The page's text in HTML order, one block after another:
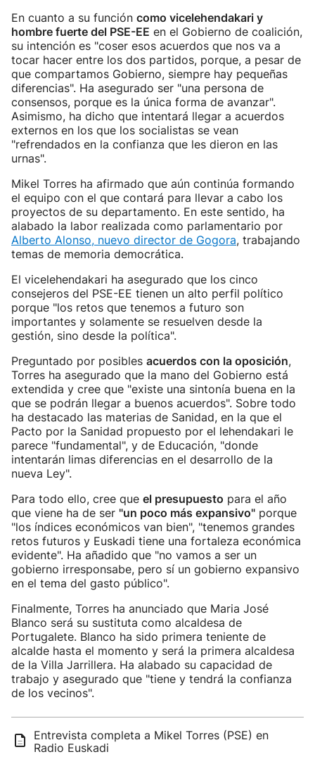
En cuanto a su función como vicelehendakari y
hombre fuerte del PSE-EE en el Gobierno de coalición,
su intención es "coser esos acuerdos que nos va a
tocar hacer entre los dos partidos, porque, a pesar de
que compartamos Gobierno, siempre hay pequeñas
diferencias". Ha asegurado ser "una persona de
consensos, porque es la única forma de avanzar".
Asimismo, ha dicho que intentará llegar a acuerdos
externos en los que los socialistas se vean
"refrendados en la confianza que les dieron en las
urnas".
Mikel Torres ha afirmado que aún continúa formando
el equipo con el que contará para llevar a cabo los
proyectos de su departamento. En este sentido, ha
alabado la labor realizada como parlamentario por
Alberto Alonso, nuevo director de Gogora, trabajando
temas de memoria democrática.
El vicelehendakari ha asegurado que los cinco
consejeros del PSE-EE tienen un alto perfil político
porque "los retos que tenemos a futuro son
importantes y solamente se resuelven desde la
gestión, sino desde la política".
Preguntado por posibles acuerdos con la oposición,
Torres ha asegurado que la mano del Gobierno está
extendida y cree que "existe una sintonía buena en la
que se podrán llegar a buenos acuerdos". Sobre todo
ha destacado las materias de Sanidad, en la que el
Pacto por la Sanidad propuesto por el lehendakari le
parece "fundamental", y de Educación, "donde
intentarán limas diferencias en el desarrollo de la
nueva Ley".
Para todo ello, cree que el presupuesto para el año
que viene ha de ser "un poco más expansivo" porque
"los índices económicos van bien", "tenemos grandes
retos futuros y Euskadi tiene una fortaleza económica
evidente". Ha añadido que "no vamos a ser un
gobierno irresponsabe, pero sí un gobierno expansivo
en el tema del gasto público".
Finalmente, Torres ha anunciado que Maria José
Blanco será su sustituta como alcaldesa de
Portugalete. Blanco ha sido primera teniente de
alcalde hasta el momento y será la primera alcaldesa
de la Villa Jarrillera. Ha alabado su capacidad de
trabajo y asegurado que "tiene y tendrá la confianza
de los vecinos".
Entrevista completa a Mikel Torres (PSE) en
Radio Euskadi